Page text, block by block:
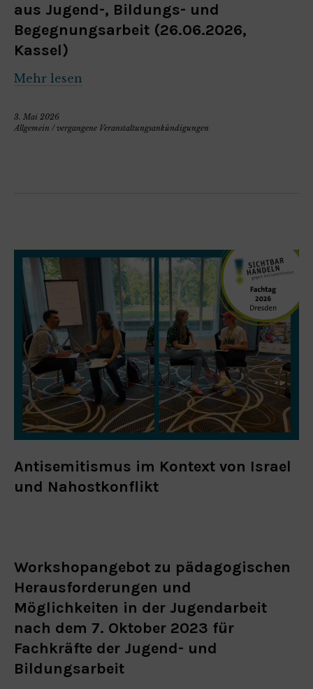
aus Jugend-, Bildungs- und
Begegnungsarbeit (26.06.2026,
Kassel)
Mehr lesen
3. Mai 2026
Allgemein /vergangene Veranstaltungsankündigungen
Antisemitismus im Kontext von Israel
und Nahostkonflikt
Workshopangebot zu pädagogischen
Herausforderungen und
Möglichkeiten in der Jugendarbeit
nach dem 7. Oktober 2023 für
Fachkräfte der Jugend- und
Bildungsarbeit